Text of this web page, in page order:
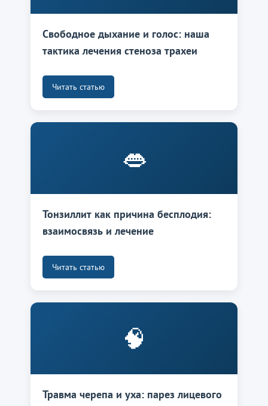
Свободное дыхание и голос: наша
тактика лечения стеноза трахеи
Читать статью
👄
Тонзиллит как причина бесплодия:
взаимосвязь и лечение
Читать статью
🧠
Травма черепа и уха: парез лицевого